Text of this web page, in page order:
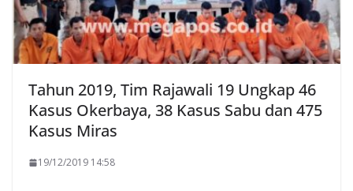
Tahun 2019, Tim Rajawali 19 Ungkap 46
Kasus Okerbaya, 38 Kasus Sabu dan 475
Kasus Miras
19/12/2019 14:58